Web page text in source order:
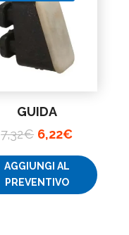
GUIDA
7,32€ Il
prezzo
originale
era:
6,22€Il
prezzo
attuale
AGGIUNGI AL
PREVENTIVO